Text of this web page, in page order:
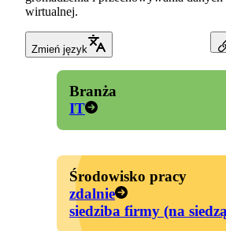
wirtualnej.
Zmień język
Branża
IT
Środowisko pracy
zdalnie
siedziba firmy (na